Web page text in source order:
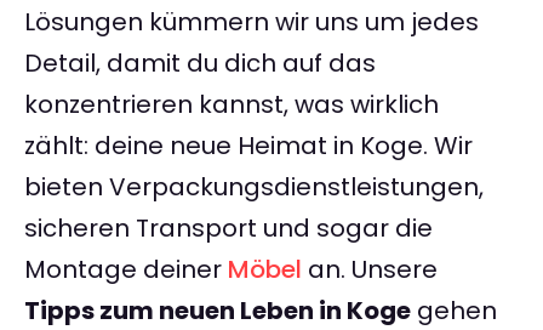
Lösungen kümmern wir uns um jedes
Detail, damit du dich auf das
konzentrieren kannst, was wirklich
zählt: deine neue Heimat in Koge. Wir
bieten Verpackungsdienstleistungen,
sicheren Transport und sogar die
Montage deiner Möbel an. Unsere
Tipps zum neuen Leben in Koge gehen